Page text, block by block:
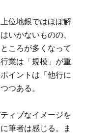
位地銀ではほぼ解
いかないものの、
ころが多くなって
業は「規模」が重
イントは「他行に
つある。
ィブなイメージを
筆者は感じる。ま